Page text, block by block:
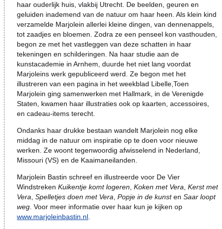
haar ouderlijk huis, vlakbij Utrecht. De beelden, geuren en
geluiden inademend van de natuur om haar heen. Als klein kind
verzamelde Marjolein allerlei kleine dingen, van dennenappels,
tot zaadjes en bloemen. Zodra ze een penseel kon vasthouden,
begon ze met het vastleggen van deze schatten in haar
tekeningen en schilderingen. Na haar studie aan de
kunstacademie in Arnhem, duurde het niet lang voordat
Marjoleins werk gepubliceerd werd. Ze begon met het
illustreren van een pagina in het weekblad Libelle,Toen
Marjolein ging samenwerken met Hallmark, in de Verenigde
Staten, kwamen haar illustraties ook op kaarten, accessoires,
en cadeau-items terecht.
Ondanks haar drukke bestaan wandelt Marjolein nog elke
middag in de natuur om inspiratie op te doen voor nieuwe
werken. Ze woont tegenwoordig afwisselend in Nederland,
Missouri (VS) en de Kaaimaneilanden.
Marjolein Bastin schreef en illustreerde voor De Vier
Windstreken Kuikentje komt logeren, Koken met Vera, Kerst met
Vera, Spelletjes doen met Vera, Popje in de kunsten Saar loopt
weg. Voor meer informatie over haar kun je kijken op
www.marjoleinbastin.nl.